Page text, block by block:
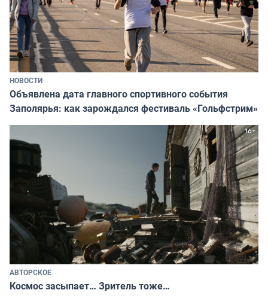
НОВОСТИ
Объявлена дата главного спортивного события
Заполярья: как зарождался фестиваль «Гольфстрим»
АВТОРСКОЕ
Космос засыпает… Зритель тоже…